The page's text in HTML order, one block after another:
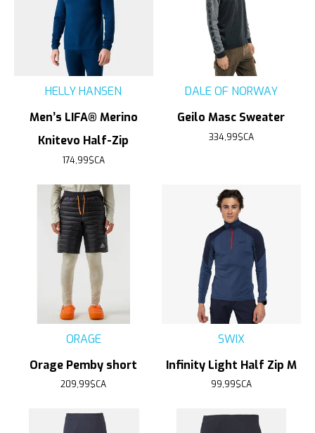
HELLY HANSEN
Men’s LIFA® Merino
Knitevo Half-Zip
174,99$CA
DALE OF NORWAY
Geilo Masc Sweater
334,99$CA
ORAGE
Orage Pemby short
209,99$CA
SWIX
Infinity Light Half Zip M
99,99$CA